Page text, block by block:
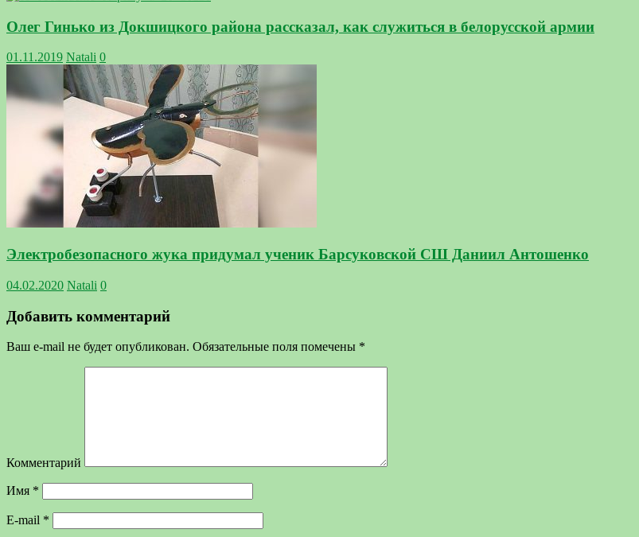
Олег Гинько из Докшицкого района рассказал, как служиться в белорусской армии
01.11.2019 Natali 0
Электробезопасного жука придумал ученик Барсуковской СШ Даниил Антошенко
04.02.2020 Natali 0
Добавить комментарий
Ваш e-mail не будет опубликован. Обязательные поля помечены *
Комментарий
Имя *
E-mail *